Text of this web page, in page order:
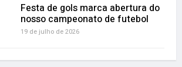
Festa de gols marca abertura do
nosso campeonato de futebol
19 de julho de 2026